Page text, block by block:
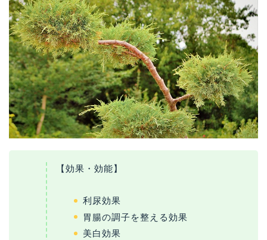
【効果・効能】
利尿効果
胃腸の調子を整える効果
美白効果